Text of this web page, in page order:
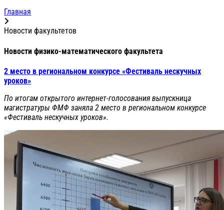
Главная
Новости факультетов
Новости физико-математического факультета
2 место в региональном конкурсе «Фестиваль нескучных
уроков»
По итогам открытого интернет-голосования выпускница
магистратуры ФМФ заняла 2 место в региональном конкурсе
«Фестиваль нескучных уроков».